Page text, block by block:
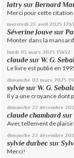
latry surBernard
Merci pour cette citation
mercredi 23 avril 2025
Séverine Jouve sur
Monter dans la
lundi 03 mars 2025 15h52
claude surW. G.
Le livre est publié en
dimanche 02 mars 2025
sylvie surW. G.
Il y a une croyance dont
dimanche 22 décembre
claude chambard sur
Avec tellement de
dimanche 22 décembre
sylvie durbec sur
Merci!